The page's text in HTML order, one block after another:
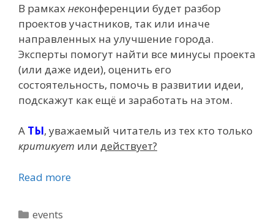
В рамках неконференции будет разбор
проектов участников, так или иначе
направленных на улучшение города.
Эксперты помогут найти все минусы проекта
(или даже идеи), оценить его
состоятельность, помочь в развитии идеи,
подскажут как ещё и заработать на этом.
А ТЫ, уважаемый читатель из тех кто только
критикует или действует?
Read more
Categories
events